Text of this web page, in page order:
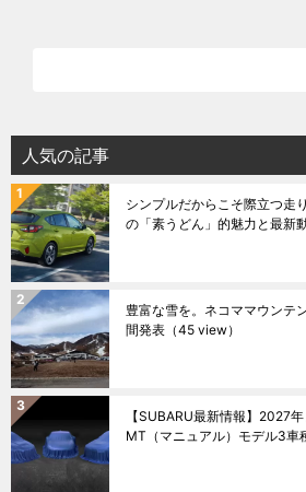
人気の記事
シンプルだからこそ際立つ走
の「素うどん」的魅力と最新
豊富な雪を。ネコママウンテ
間発表 （45 view）
【SUBARU最新情報】2027
MT（マニュアル）モデル3車